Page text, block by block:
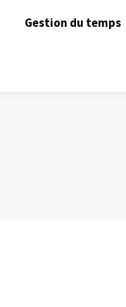
Gestion du temps